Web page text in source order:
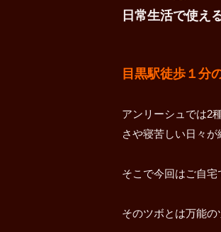
日常生活で使
目黒駅徒歩１分
アンリーシュでは2
さや寝苦しい日々が
そこで今回はご自宅
そのツボとは万能